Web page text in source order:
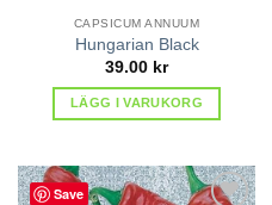
CAPSICUM ANNUUM
Hungarian Black
39.00 kr
LÄGG I VARUKORG
Save